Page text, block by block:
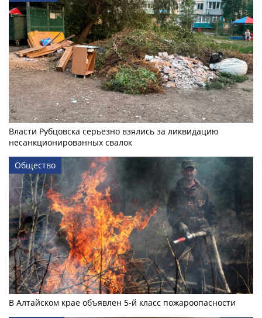
Власти Рубцовска серьезно взялись за ликвидацию
несанкционированных свалок
Общество
В Алтайском крае объявлен 5-й класс пожароопасности